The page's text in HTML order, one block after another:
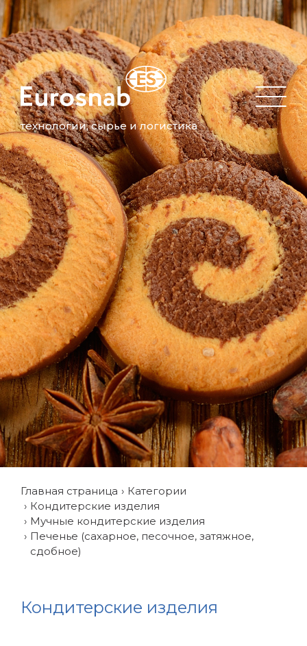
технологии, сырье и логистика
Главная страница
Категории
Кондитерские изделия
Мучные кондитерские изделия
Печенье (сахарное, песочное, затяжное,
сдобное)
Кондитерские изделия